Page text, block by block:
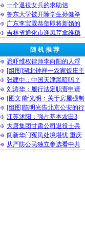
一个退役女兵的求助信
鲁东大学被开除学生孙健举
广东李宝霖恭贺即将新婚的
吉林省通化市逢凤芹拿维稳
随 机 推 荐
恐吓维权律师李向阳的人浮
[组图]湖北钟祥一农家饭庄主
张建中：中国天津黑暗吗？
刘涛华：履行法定职责申请
[图文]靳光明：关于房屋强制
[组图]陈明光告北京公安的行
江苏沭阳：强占基本农田3
大唐集团甘肃公司退役士兵
闯新华门冤民处境堪忧 重庆
从严防公民独立参选看中共